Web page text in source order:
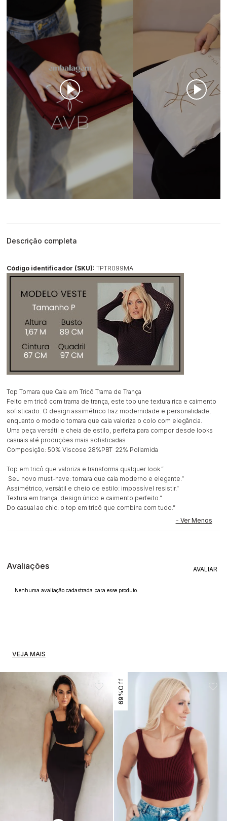
Descrição completa
Código identificador (SKU): TPTR099MA
Top Tomara que Caia em Tricô Trama de Trança
Feito em tricô com trama de trança, este top une textura rica e caimento
sofisticado. O design assimétrico traz modernidade e personalidade,
enquanto o modelo tomara que caia valoriza o colo com elegância.
Uma peça versátil e cheia de estilo, perfeita para compor desde looks
casuais até produções mais sofisticadas
Composição: 50% Viscose 28%PBT 22% Poliamida
Top em tricô que valoriza e transforma qualquer look.”
Seu novo must-have: tomara que caia moderno e elegante.”
Assimétrico, versátil e cheio de estilo: impossível resistir.”
Textura em trança, design único e caimento perfeito.”
Do casual ao chic: o top em tricô que combina com tudo.”
Avaliações
Nenhuma avaliação cadastrada para esse produto.
VEJA MAIS
69%